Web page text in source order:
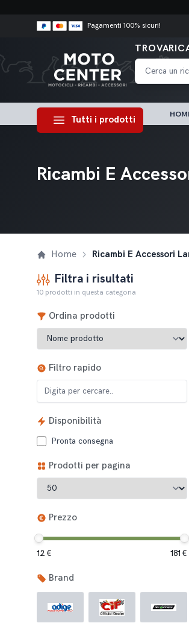
Pagamenti 100% sicuri!
Tutti i prodotti
Ricambi E
Home Ricambi E Accessori
Filtra i risultati
10 prodotti in questa categoria
Ordina prodotti
Filtro rapido
Disponibilità
Pronta consegna
Prodotti per pagina
Prezzo
12 € 181 €
Brand